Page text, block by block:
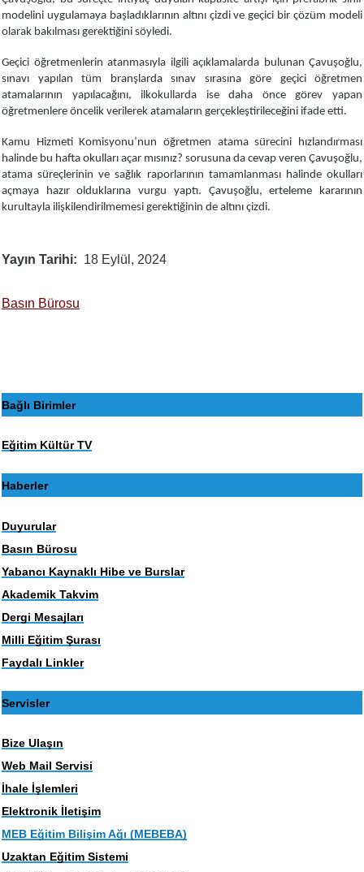
modelini uygulamaya başladıklarının altını çizdi ve geçici bir çözüm modeli
olarak bakılması gerektiğini söyledi.
Geçici öğretmenlerin atanmasıyla ilgili açıklamalarda bulunan Çavuşoğlu,
sınavı yapılan tüm branşlarda sınav sırasına göre geçici öğretmen
atamalarının yapılacağını, ilkokullarda ise daha önce görev yapan
öğretmenlere öncelik verilerek atamaların gerçekleştirileceğini ifade etti.
Kamu Hizmeti Komisyonu’nun öğretmen atama sürecini hızlandırması
halinde bu hafta okulları açar mısınız? sorusuna da cevap veren Çavuşoğlu,
atama süreçlerinin ve sağlık raporlarının tamamlanması halinde okulları
açmaya hazır olduklarına vurgu yaptı. Çavuşoğlu, erteleme kararının
kurultayla ilişkilendirilmemesi gerektiğinin de altını çizdi.
Yayın Tarihi 18 Eylül, 2024
Basın Bürosu
Bağlı Birimler
Eğitim Kültür TV
Haberler
Duyurular
Basın Bürosu
Yabancı Kaynaklı Hibe ve Burslar
Akademik Takvim
Dergi Mesajları
Milli Eğitim Şurası
Faydalı Linkler
Servisler
Bize Ulaşın
Web Mail Servisi
İhale İşlemleri
Elektronik İletişim
MEB Eğitim Bilişim Ağı (MEBEBA)
Uzaktan Eğitim Sistemi